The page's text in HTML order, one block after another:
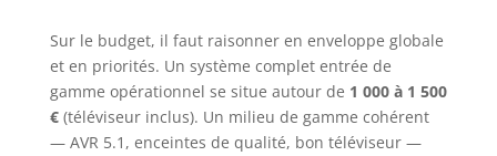
Sur le budget, il faut raisonner en enveloppe globale
et en priorités. Un système complet entrée de
gamme opérationnel se situe autour de 1 000 à 1 500
€(téléviseur inclus). Un milieu de gamme cohérent
— AVR 5.1, enceintes de qualité, bon téléviseur —